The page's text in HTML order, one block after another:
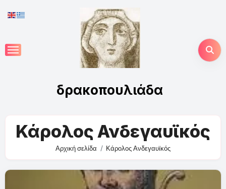
to
δρακοπουλιάδα
Κάρολος Ανδεγαυϊκός
Αρχική σελίδα Κάρολος Ανδεγαυϊκός